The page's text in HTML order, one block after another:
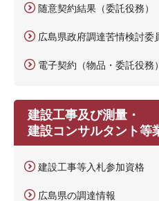
随意契約結果（委託役務）
広島県政府調達苦情検討委
電子契約（物品・委託役務）
建設工事及び測量・
建設コンサルタント等
建設工事等入札参加資格
広島県の調達情報